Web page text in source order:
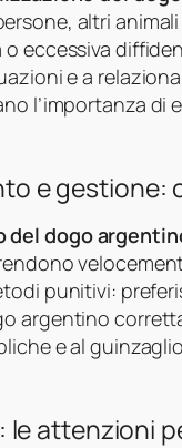
altri
o eccessiva
e a
l’importanza di
e gestione:
del dogo
punitivi:
argentino
e al
le attenzioni